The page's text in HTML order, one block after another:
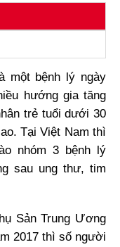
một bệnh lý ngày
hướng gia tăng
trẻ tuổi dưới 30
Tại Việt Nam thì
nhóm 3 bệnh lý
sau ung thư, tim
Sản Trung Ương
2017 thì số người